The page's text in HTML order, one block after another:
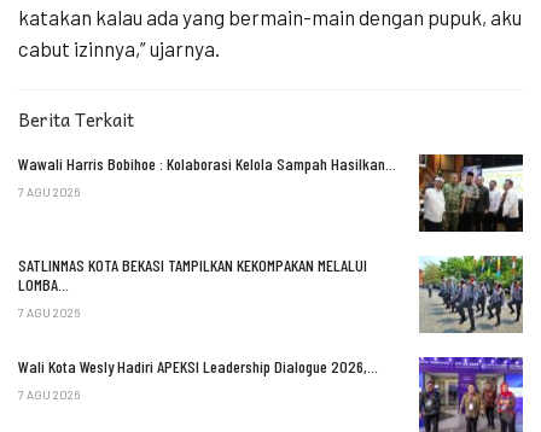
katakan kalau ada yang bermain-main dengan pupuk, aku
cabut izinnya,” ujarnya.
Berita Terkait
Wawali Harris Bobihoe : Kolaborasi Kelola Sampah Hasilkan…
7 AGU 2026
SATLINMAS KOTA BEKASI TAMPILKAN KEKOMPAKAN MELALUI
LOMBA…
7 AGU 2026
Wali Kota Wesly Hadiri APEKSI Leadership Dialogue 2026,…
7 AGU 2026